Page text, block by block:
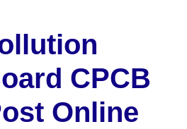
CPCB
Online